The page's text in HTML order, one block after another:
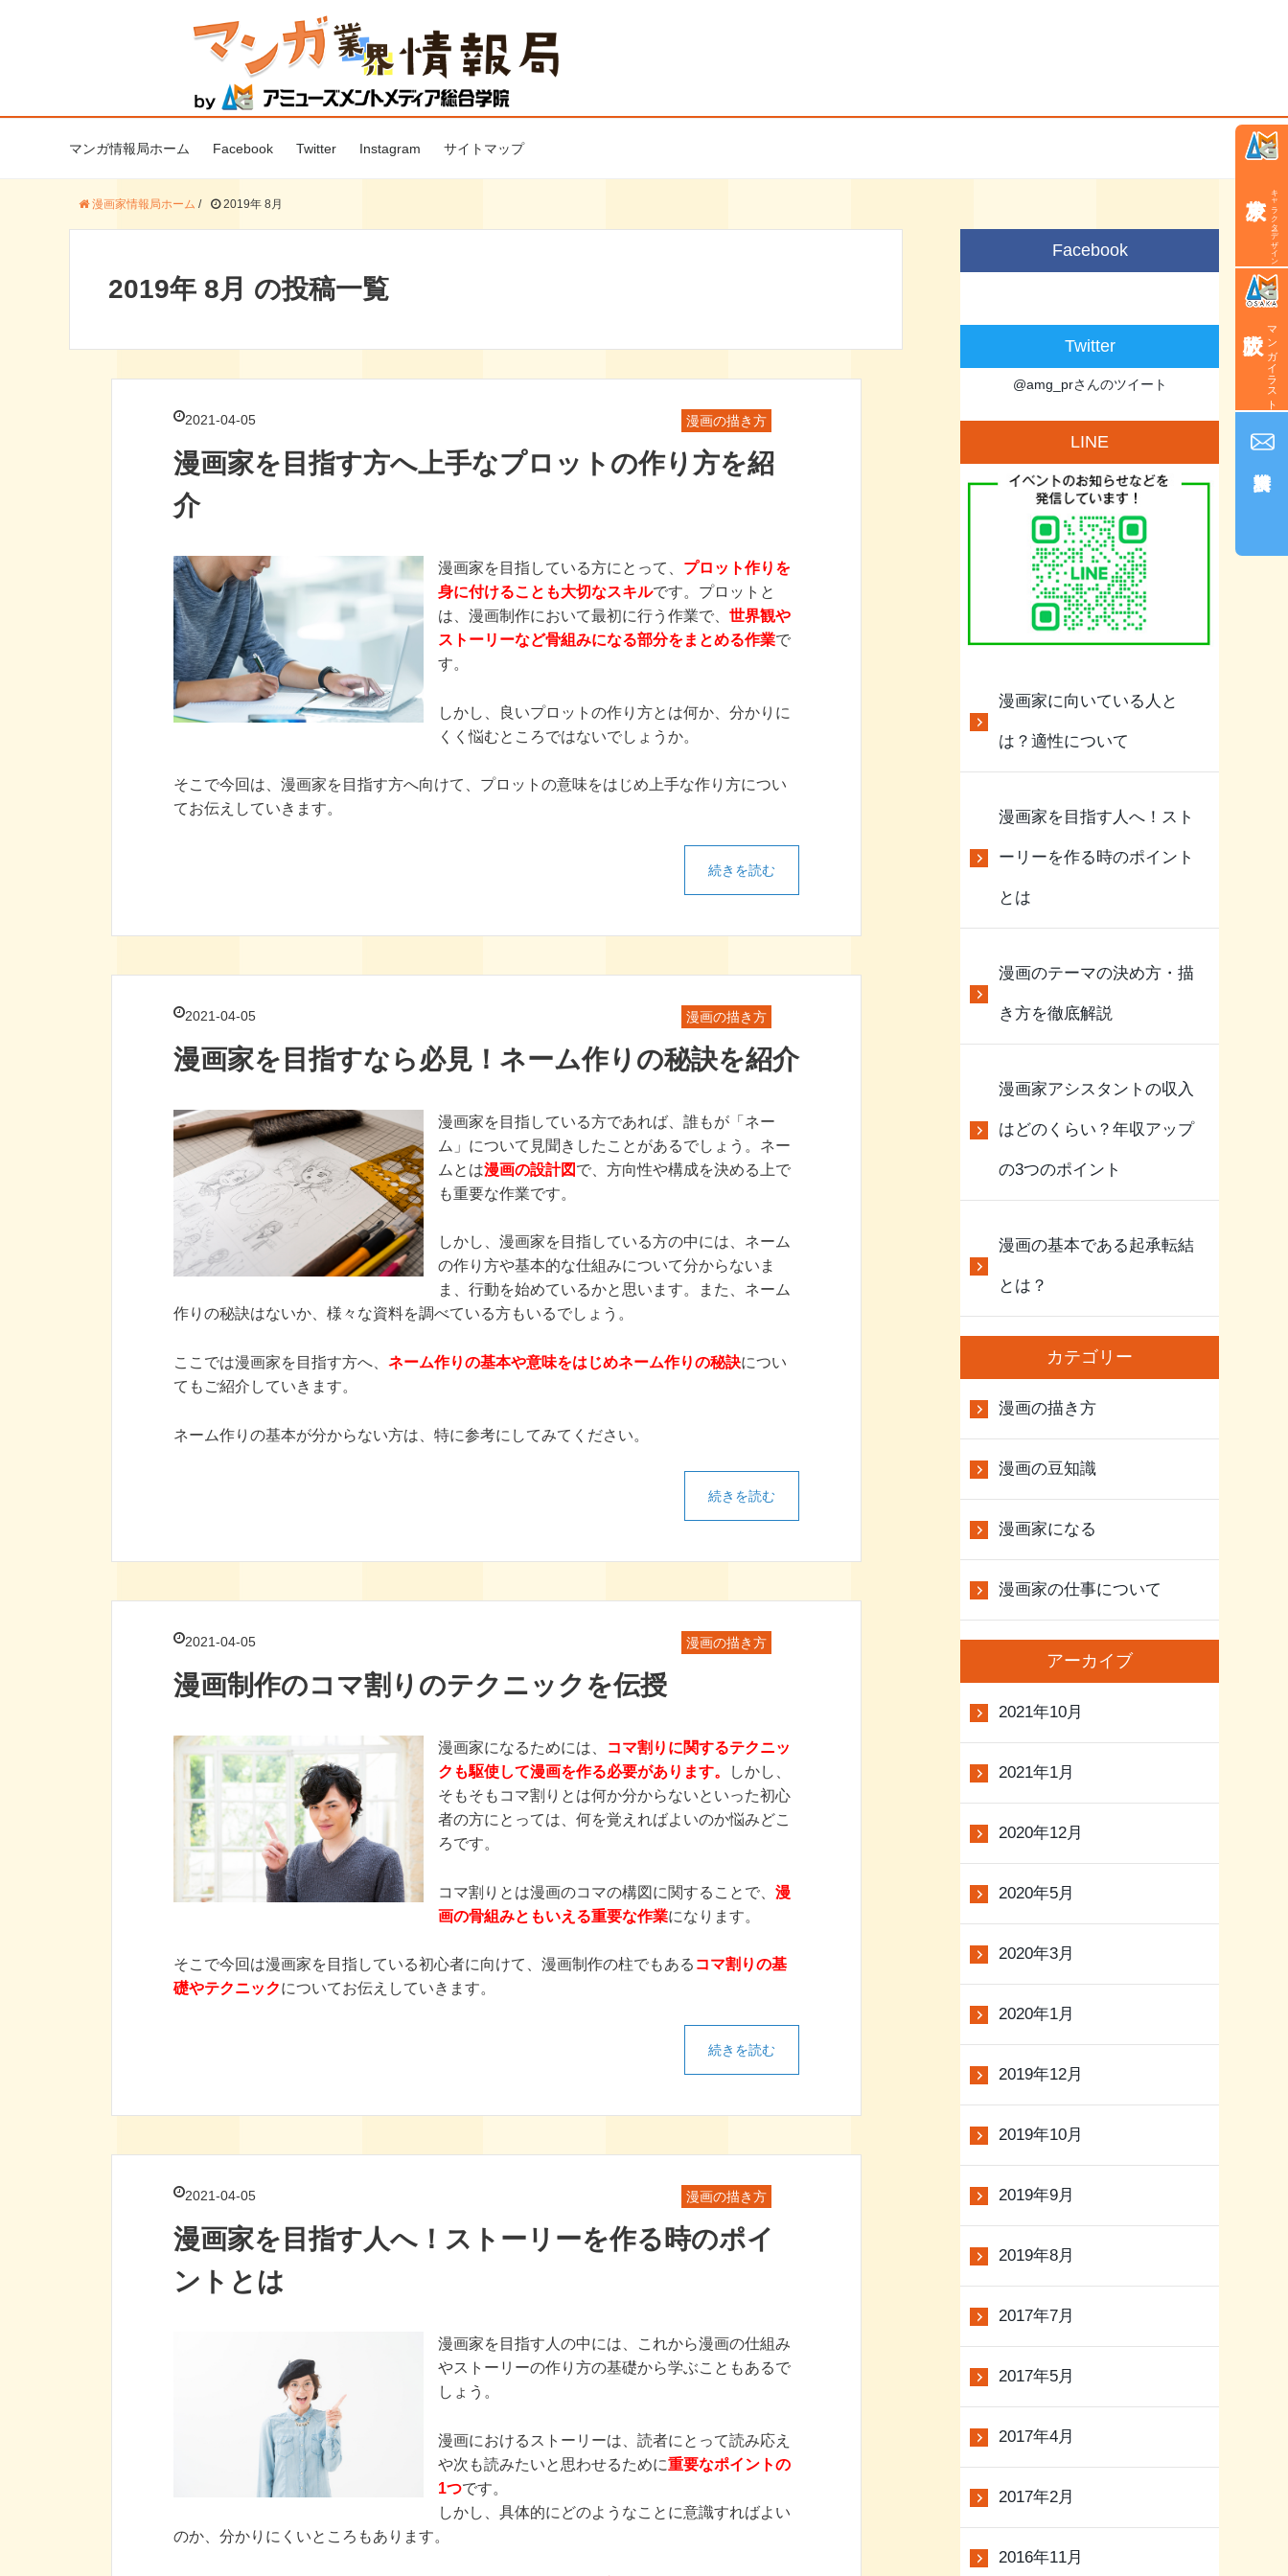
マンガ情報局ホーム Facebook Twitter Instagram サイトマップ
漫画家情報局ホーム / 2019年 8月
2019年 8月 の投稿一覧
2021-04-05 漫画の描き方
漫画家を目指す方へ上手なプロットの作り方を紹
介
漫画家を目指している方にとって、 プロット作りを
身に付けることも大切なスキルです。プロットと
は、漫画制作において最初に行う作業で、 世界観や
ストーリーなど骨組みになる部分をまとめる作業で
す。
しかし、良いプロットの作り方とは何か、分かりに
くく悩むところではないでしょうか。
そこで今回は、漫画家を目指す方へ向けて、プロットの意味をはじめ上手な作り方につい
てお伝えしていきます。
続きを読む
2021-04-05 漫画の描き方
漫画家を目指すなら必見！ネーム作りの秘訣を紹介
漫画家を目指している方であれば、誰もが「ネー
ム」について見聞きしたことがあるでしょう。ネー
ムとは漫画の設計図 で、方向性や構成を決める上で
も重要な作業です。
しかし、漫画家を目指している方の中には、ネーム
の作り方や基本的な仕組みについて分からないま
ま、行動を始めているかと思います。また、ネーム
作りの秘訣はないか、様々な資料を調べている方もいるでしょう。
ここでは漫画家を目指す方へ、 ネーム作りの基本や意味をはじめネーム作りの秘訣につい
てもご紹介していきます。
ネーム作りの基本が分からない方は、特に参考にしてみてください。
続きを読む
2021-04-05 漫画の描き方
漫画制作のコマ割りのテクニックを伝授
漫画家になるためには、
コマ割りに関するテクニッ
クも駆使して漫画を作る必要があります。
しかし、
そもそもコマ割りとは何か分からないといった初心
者の方にとっては、何を覚えればよいのか悩みどこ
ろです。
コマ割りとは漫画のコマの構図に関することで、 漫
画の骨組みともいえる重要な作業になります。
そこで今回は漫画家を目指している初心者に向けて、漫画制作の柱でもある コマ割りの基
礎やテクニックについてお伝えしていきます。
続きを読む
2021-04-05 漫画の描き方
漫画家を目指す人へ！ストーリーを作る時のポイ
ントとは
漫画家を目指す人の中には、これから漫画の仕組み
やストーリーの作り方の基礎から学ぶこともあるで
しょう。
漫画におけるストーリーは、読者にとって読み応え
や次も読みたいと思わせるために重要なポイントの
1つです。
しかし、具体的にどのようなことに意識すればよい
のか、分かりにくいところもあります。
Facebook
Twitter
@amg_prさんのツイート
LINE
漫画家に向いている人と
は？適性について
漫画家を目指す人へ！スト
ーリーを作る時のポイント
とは
漫画のテーマの決め方・描
き方を徹底解説
漫画家アシスタントの収入
はどのくらい？年収アップ
の3つのポイント
漫画の基本である起承転結
とは？
カテゴリー
漫画の描き方
漫画の豆知識
漫画家になる
漫画家の仕事について
アーカイブ
2021年10月
2021年1月
2020年12月
2020年5月
2020年3月
2020年1月
2019年12月
2019年10月
2019年9月
2019年8月
2017年7月
2017年5月
2017年4月
2017年2月
2016年11月
キャラクターデザイン学科
マンガイラスト学科